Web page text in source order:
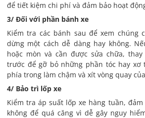
để tiết kiệm chi phí và đảm bảo hoạt
3/ Đối với phần bánh xe
Kiểm tra các bánh sau để xem chúng
dừng một cách dễ dàng hay không.
hoặc mòn và cần được sửa chữa,
trước để gỡ bỏ những phần tóc hay xơ
phía trong làm chậm và xít vòng quay
4/ Bảo trì lốp xe
Kiểm tra áp suất lốp xe hàng tuần,
không để quá căng vì dễ gây nguy